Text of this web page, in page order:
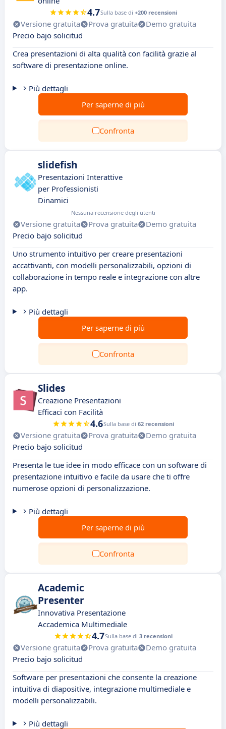
4.7Sulla base di +200 recensioni
Versione gratuita Prova gratuita
Demo gratuita
Precio bajo solicitud
Crea presentazioni di alta qualità con facilità grazie al
software di presentazione online.
Più dettagli
Per saperne di più
Confronta
slidefish
Presentazioni Interattive
per Professionisti
Dinamici
Nessuna recensione degli utenti
Versione gratuita Prova gratuita
Demo gratuita
Precio bajo solicitud
Uno strumento intuitivo per creare presentazioni
accattivanti, con modelli personalizzabili, opzioni di
collaborazione in tempo reale e integrazione con altre
app.
Più dettagli
Per saperne di più
Confronta
Slides
Creazione Presentazioni
Efficaci con Facilità
4.6Sulla base di 62 recensioni
Versione gratuita Prova gratuita
Demo gratuita
Precio bajo solicitud
Presenta le tue idee in modo efficace con un software di
presentazione intuitivo e facile da usare che ti offre
numerose opzioni di personalizzazione.
Più dettagli
Per saperne di più
Confronta
Academic
Presenter
Innovativa Presentazione
Accademica Multimediale
4.7Sulla base di 3 recensioni
Versione gratuita Prova gratuita
Demo gratuita
Precio bajo solicitud
Software per presentazioni che consente la creazione
intuitiva di diapositive, integrazione multimediale e
modelli personalizzabili.
Più dettagli